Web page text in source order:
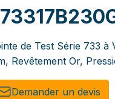
de Test Série 733 à
Revêtement Or,
Demander un de​​vis​​